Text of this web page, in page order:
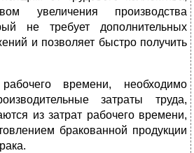
увеличения производства
не требует дополнительных
и позволяет быстро получить
времени, необходимо
затраты труда,
из затрат рабочего времени,
бракованной продукции